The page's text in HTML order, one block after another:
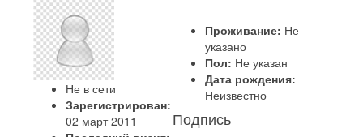
Не в сети
Зарегистрирован:
02 март 2011
Проживание: Не
указано
Пол: Не указан
Дата рождения:
Неизвестно
Подпись